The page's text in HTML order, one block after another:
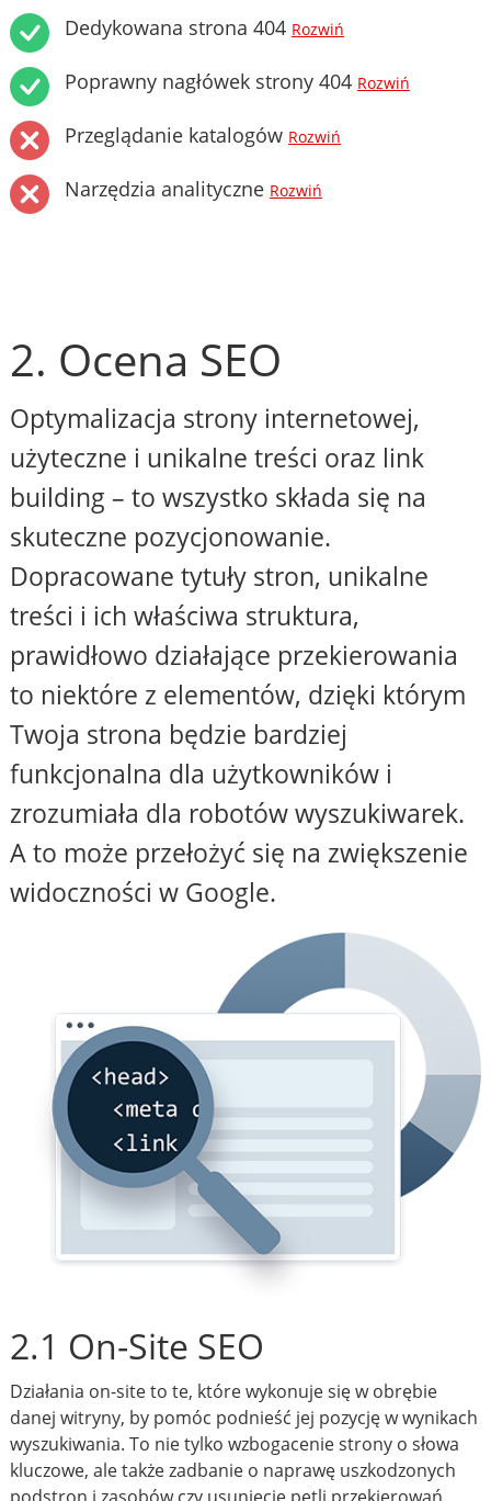
Dedykowana strona 404 Rozwiń
Poprawny nagłówek strony 404 Rozwiń
Przeglądanie katalogów Rozwiń
Narzędzia analityczne Rozwiń
2. Ocena SEO
Optymalizacja strony internetowej,
użyteczne i unikalne treści oraz link
building – to wszystko składa się na
skuteczne pozycjonowanie.
Dopracowane tytuły stron, unikalne
treści i ich właściwa struktura,
prawidłowo działające przekierowania
to niektóre z elementów, dzięki którym
Twoja strona będzie bardziej
funkcjonalna dla użytkowników i
zrozumiała dla robotów wyszukiwarek.
A to może przełożyć się na zwiększenie
widoczności w Google.
2.1 On-Site SEO
Działania on-site to te, które wykonuje się w obrębie
danej witryny, by pomóc podnieść jej pozycję w wynikach
wyszukiwania. To nie tylko wzbogacenie strony o słowa
kluczowe, ale także zadbanie o naprawę uszkodzonych
podstron i zasobów czy usunięcie pętli przekierowań.